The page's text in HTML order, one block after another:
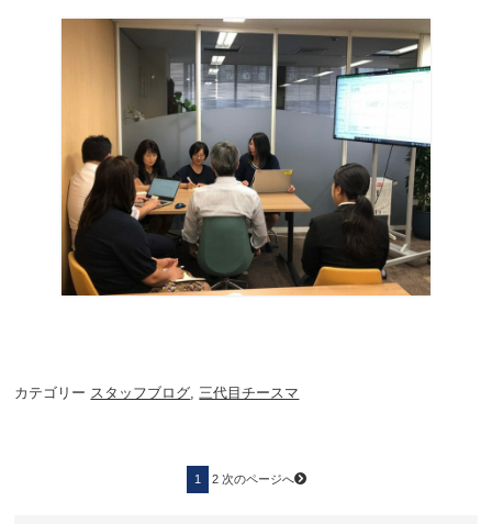
カテゴリー スタッフブログ,三代目チースマ
ペ1
ー
2 次のページへ